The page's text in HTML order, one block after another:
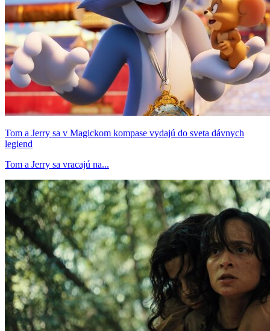
Tom a Jerry sa v Magickom kompase vydajú do sveta dávnych
legiend
Tom a Jerry sa vracajú na...